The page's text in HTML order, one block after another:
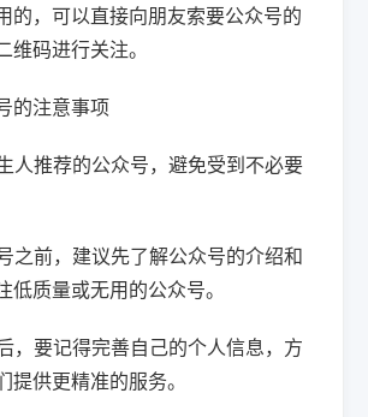
的，可以直接向朋友索要公众号的
维码进行关注。
的注意事项
人推荐的公众号，避免受到不必要
之前，建议先了解公众号的介绍和
低质量或无用的公众号。
，要记得完善自己的个人信息，方
提供更精准的服务。